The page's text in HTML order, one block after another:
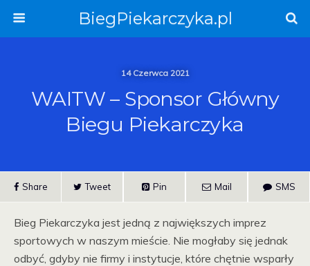
BiegPiekarczyka.pl
14 Czerwca 2021
WAITW – Sponsor Główny
Biegu Piekarczyka
Share Tweet Pin Mail SMS
Bieg Piekarczyka jest jedną z największych imprez
sportowych w naszym mieście. Nie mogłaby się jednak
odbyć, gdyby nie firmy i instytucje, które chętnie wsparły